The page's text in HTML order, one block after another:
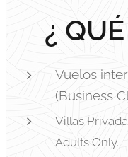
¿
Vuelos
(Business
Villas
Adults Only.